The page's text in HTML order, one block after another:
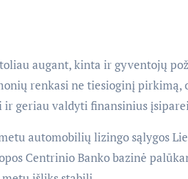
augant, kinta ir gyventojų
renkasi ne tiesioginį pirkimą,
geriau valdyti finansinius
automobilių lizingo sąlygos
Centrinio Banko bazinė